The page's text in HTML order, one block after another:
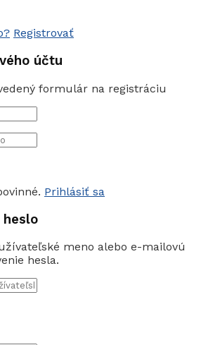
Registrovať
účtu
formulár na registráciu
Prihlásiť sa
heslo
meno alebo e-mailovú
hesla.